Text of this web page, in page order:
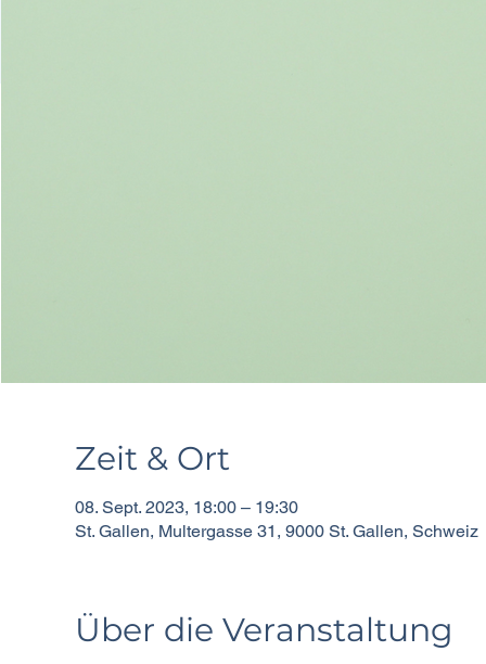
Zeit & Ort
08. Sept. 2023, 18:00 – 19:30
St. Gallen, Multergasse 31, 9000 St. Gallen, Schweiz
Über die Veranstaltung